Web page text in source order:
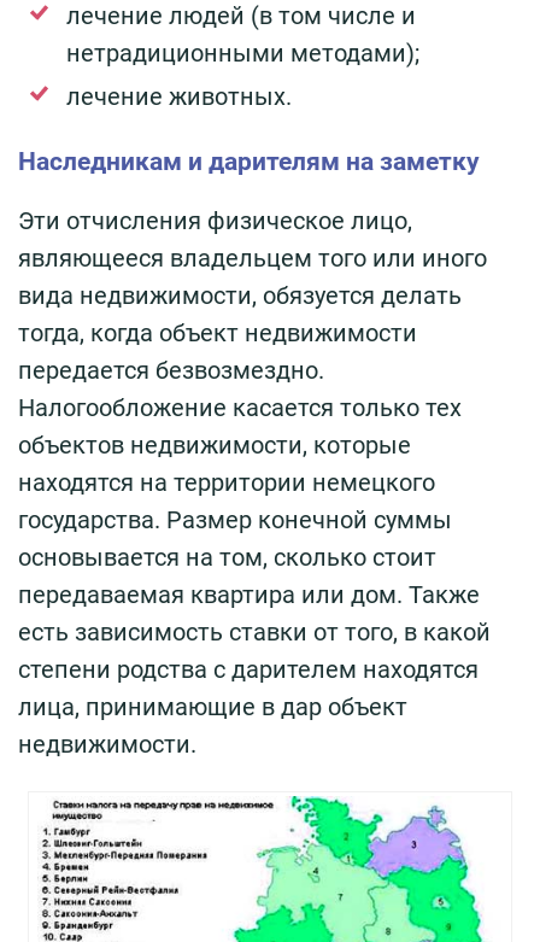
лечение людей (в том числе и
нетрадиционными методами);
лечение животных.
Наследникам и дарителям на заметку
Эти отчисления физическое лицо,
являющееся владельцем того или иного
вида недвижимости, обязуется делать
тогда, когда объект недвижимости
передается безвозмездно.
Налогообложение касается только тех
объектов недвижимости, которые
находятся на территории немецкого
государства. Размер конечной суммы
основывается на том, сколько стоит
передаваемая квартира или дом. Также
есть зависимость ставки от того, в какой
степени родства с дарителем находятся
лица, принимающие в дар объект
недвижимости.